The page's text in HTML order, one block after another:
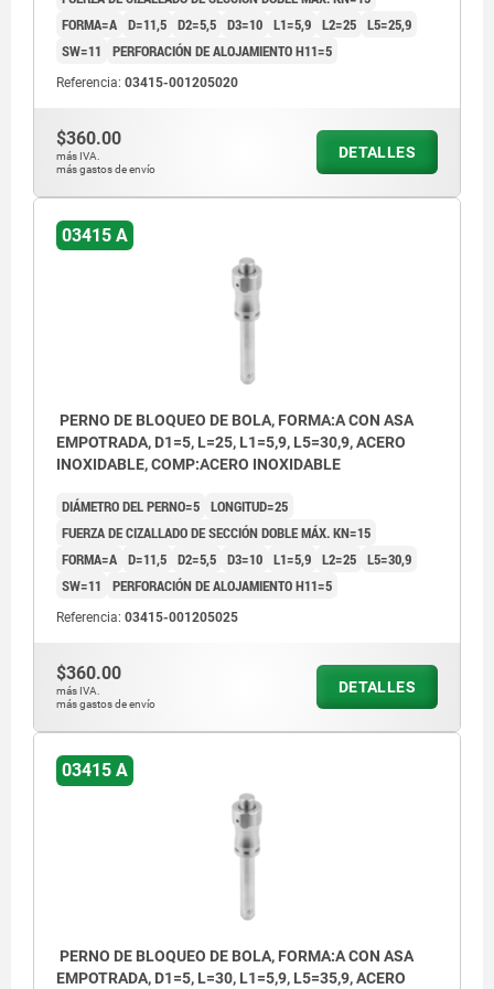
FORMA=A D=11,5 D2=5,5 D3=10 L1=5,9 L2=25 L5=25,9
SW=11
PERFORACIÓN DE ALOJAMIENTO H11=5
Referencia: 03415-001205020
$360.00
más IVA.
más gastos de envío
DETALLES
03415 A
PERNO DE BLOQUEO DE BOLA, FORMA:A CON ASA
EMPOTRADA, D1=5, L=25, L1=5,9, L5=30,9, ACERO
INOXIDABLE, COMP:ACERO INOXIDABLE
DIÁMETRO DEL PERNO=5 LONGITUD=25
FUERZA DE CIZALLADO DE SECCIÓN DOBLE MÁX. KN=15
FORMA=A D=11,5 D2=5,5 D3=10 L1=5,9 L2=25 L5=30,9
SW=11
PERFORACIÓN DE ALOJAMIENTO H11=5
Referencia: 03415-001205025
$360.00
más IVA.
más gastos de envío
DETALLES
03415 A
PERNO DE BLOQUEO DE BOLA, FORMA:A CON ASA
EMPOTRADA, D1=5, L=30, L1=5,9, L5=35,9, ACERO